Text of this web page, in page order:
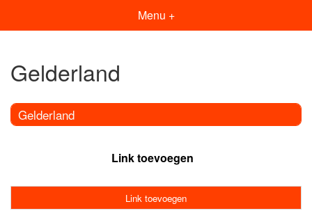
Menu +
Gelderland
Gelderland
Link toevoegen
Link toevoegen